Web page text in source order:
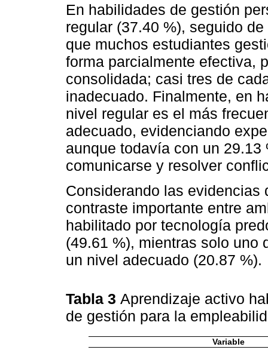
En habilidades de gestión
regular (37.40 %), seguido
que muchos estudiantes
forma parcialmente efectiva,
consolidada; casi tres de
inadecuado. Finalmente, en
nivel regular es el más
adecuado, evidenciando
aunque todavía con un
comunicarse y resolver
Considerando las evidencias
contraste importante entre
habilitado por tecnología
(49.61 %), mientras solo uno
un nivel adecuado (20.87 %).
Tabla 3 Aprendizaje activo
de gestión para la
Variable